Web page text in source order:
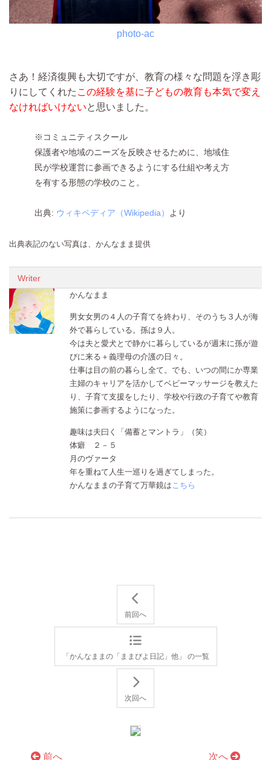
photo-ac
さあ！経済復興も大切ですが、教育の様々な問題を浮き彫
りにしてくれた この経験を基に子どもの教育も本気で変え
なければいけないと思いました。
※コミュニティスクール
保護者や地域のニーズを反映させるために、地域住
民が学校運営に参画できるようにする仕組や考え方
を有する形態の学校のこと。
出典: ウィキペディア（Wikipedia） より
出典表記のない写真は、かんなまま提供
Writer
かんなまま
男女女男の４人の子育てを終わり、そのうち３人が海
外で暮らしている。孫は９人。
今は夫と愛犬とで静かに暮らしているが週末に孫が遊
びに来る＋義理母の介護の日々。
仕事は目の前の暮らし全て。でも、いつの間にか専業
主婦のキャリアを活かしてベビーマッサージを教えた
り、子育て支援をしたり、学校や行政の子育てや教育
施策に参画するようになった。
趣味は夫曰く「備蓄とマントラ」（笑）
体癖 ２－５
月のヴァータ
年を重ねて人生一巡りを過ぎてしまった。
かんなままの子育て万華鏡は こちら
前回へ
「かんなままの「ままぴよ日記」他」 の一覧
次回へ
前へ 次へ